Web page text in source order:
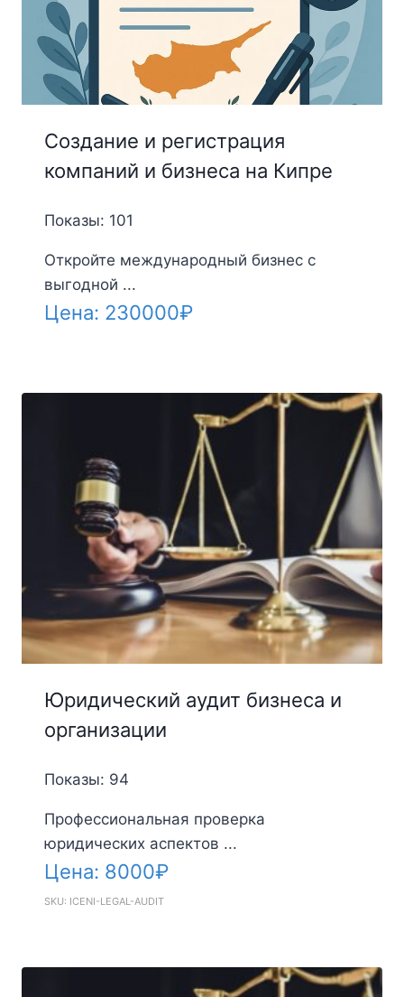
Создание и регистрация
компаний и бизнеса на Кипре
Показы: 101
Откройте международный бизнес с
выгодной ...
Цена: 230000₽
Юридический аудит бизнеса и
организации
Показы: 94
Профессиональная проверка
юридических аспектов ...
Цена: 8000₽
SKU: ICENI-LEGAL-AUDIT